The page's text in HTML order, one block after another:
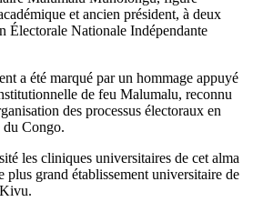
et ancien président, à deux
Électorale Nationale Indépendante
a été marqué par un hommage appuyé
de feu Malumalu, reconnu
des processus électoraux en
du Congo.
les cliniques universitaires de cet alma
plus grand établissement universitaire de